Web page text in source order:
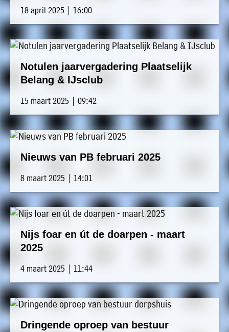
18 april 2025 | 16:00
Notulen jaarvergadering Plaatselijk
Belang & IJsclub
15 maart 2025 | 09:42
Nieuws van PB februari 2025
8 maart 2025 | 14:01
Nijs foar en út de doarpen - maart
2025
4 maart 2025 | 11:44
Dringende oproep van bestuur